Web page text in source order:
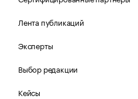
Лента публикаций
Эксперты
Выбор редакции
Кейсы